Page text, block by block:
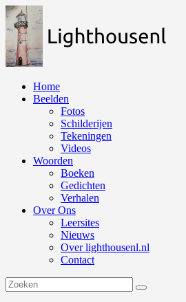
Naar
de
inhoud
springen
Home
Beelden
Fotos
Schilderijen
Tekeningen
Videos
Woorden
Boeken
Gedichten
Verhalen
Over Ons
Leersites
Nieuws
Over lighthousenl.nl
Contact